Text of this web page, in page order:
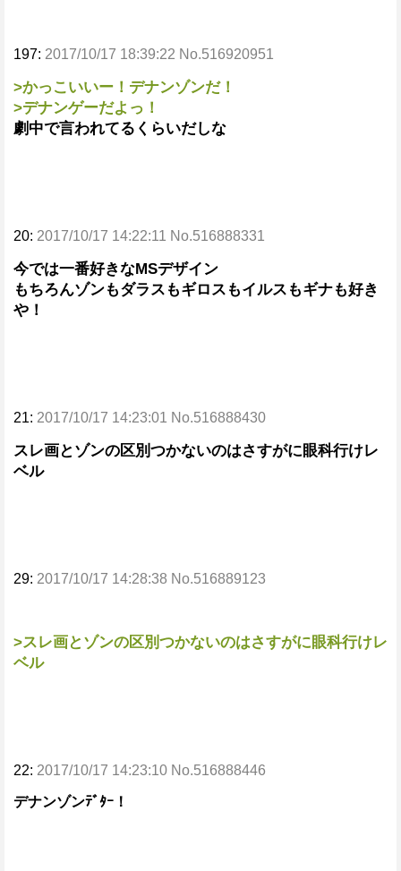
197: 2017/10/17 18:39:22 No.516920951
>かっこいいー！デナンゾンだ！
>デナンゲーだよっ！
劇中で言われてるくらいだしな
20: 2017/10/17 14:22:11 No.516888331
今では一番好きなMSデザイン
もちろんゾンもダラスもギロスもイルスもギナも好き
や！
21: 2017/10/17 14:23:01 No.516888430
スレ画とゾンの区別つかないのはさすがに眼科行けレ
ベル
29: 2017/10/17 14:28:38 No.516889123
>スレ画とゾンの区別つかないのはさすがに眼科行けレ
ベル
22: 2017/10/17 14:23:10 No.516888446
デナンゾンﾃﾞﾀｰ！